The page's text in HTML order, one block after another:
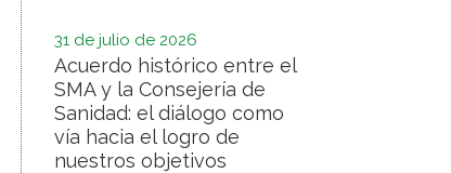
31 de julio de 2026
Acuerdo histórico entre el
SMA y la Consejería de
Sanidad: el diálogo como
vía hacia el logro de
nuestros objetivos